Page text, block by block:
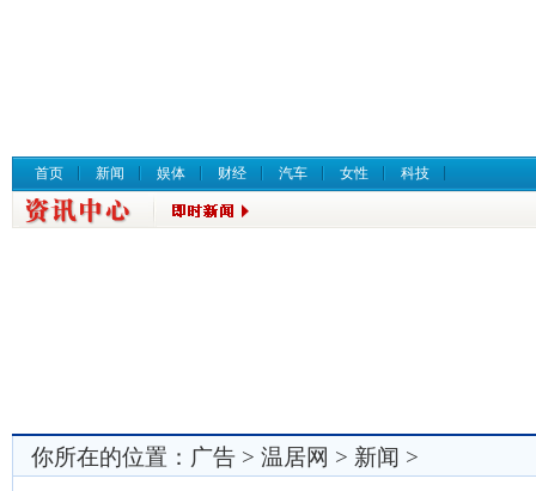
首页 新闻 娱体 财经 汽车 女性 科技
你所在的位置： 广告 > 温居网 > 新闻 >